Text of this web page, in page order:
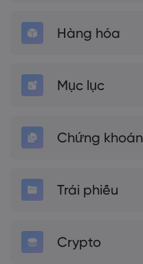
Hàng hóa
Mục lục
Chứng khoán
Trái phiếu
Crypto